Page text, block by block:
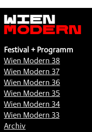
Wien
Modern
Festival + Programm
Wien Modern 38
Wien Modern 37
Wien Modern 36
Wien Modern 35
Wien Modern 34
Wien Modern 33
Archiv